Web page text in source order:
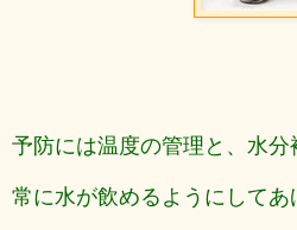
予防には温度の管理と、水
常に水が飲めるようにしてあ